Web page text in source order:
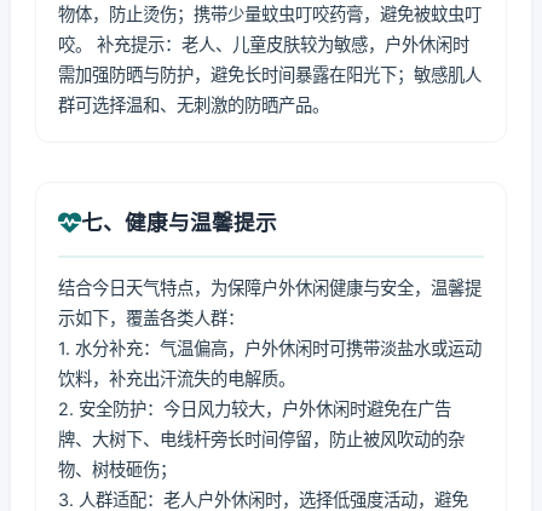
物体，防止烫伤；携带少量蚊虫叮咬药膏，避免被蚊虫叮
咬。 补充提示：老人、儿童皮肤较为敏感，户外休闲时
需加强防晒与防护，避免长时间暴露在阳光下；敏感肌人
群可选择温和、无刺激的防晒产品。
七、健康与温馨提示
结合今日天气特点，为保障户外休闲健康与安全，温馨提
示如下，覆盖各类人群：
1. 水分补充：气温偏高，户外休闲时可携带淡盐水或运动
饮料，补充出汗流失的电解质。
2. 安全防护：今日风力较大，户外休闲时避免在广告
牌、大树下、电线杆旁长时间停留，防止被风吹动的杂
物、树枝砸伤；
3. 人群适配：老人户外休闲时，选择低强度活动，避免